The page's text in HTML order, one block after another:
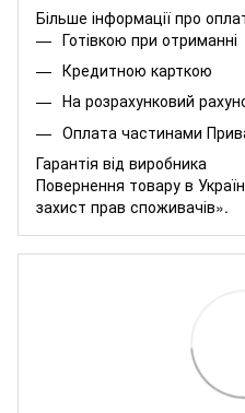
Більше інформації про
Готівкою при отриманні
Кредитною карткою
На розрахунковий
Оплата частинами
Гарантія від виробника
Повернення товару в
захист прав споживачів».